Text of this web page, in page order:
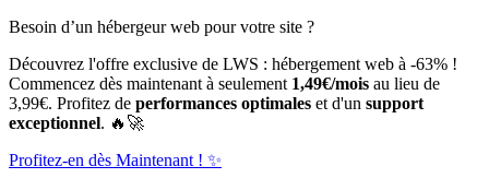
Besoin d’un hébergeur web pour votre site ?
Découvrez l'offre exclusive de LWS : hébergement web à -63% !
Commencez dès maintenant à seulement 1,49€/mois au lieu de
3,99€. Profitez de performances optimales et d'un support
exceptionnel. 🔥🚀
Profitez-en dès Maintenant ! ✨